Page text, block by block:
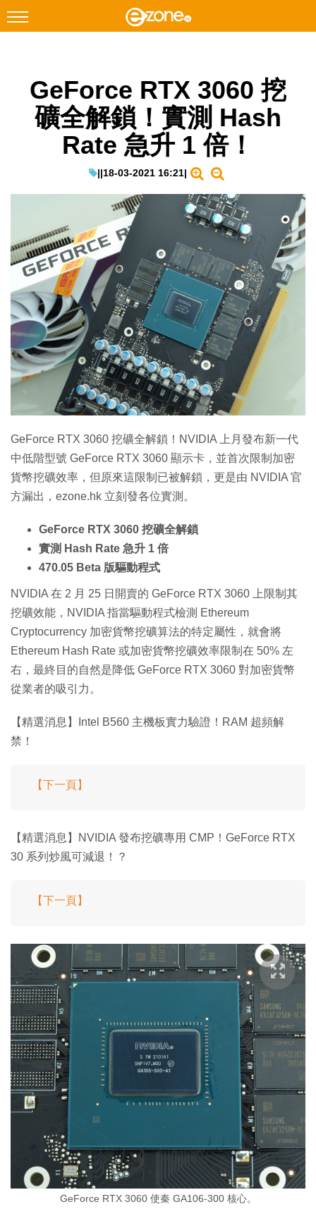
Facebook Instagram
科技焦點
教學評測
IT Times
生成式AI與雲端應用
Enterprise Digital Transformation
特集
GeForce RTX 3060 挖
礦全解鎖！實測 Hash
Rate 急升 1 倍！
||18-03-2021 16:21|
GeForce RTX 3060 挖礦全解鎖！NVIDIA 上月發布新一代
中低階型號 GeForce RTX 3060 顯示卡，並首次限制加密
貨幣挖礦效率，但原來這限制已被解鎖，更是由 NVIDIA 官
方漏出，ezone.hk 立刻發各位實測。
GeForce RTX 3060 挖礦全解鎖
實測 Hash Rate 急升 1 倍
470.05 Beta 版驅動程式
NVIDIA 在 2 月 25 日開賣的 GeForce RTX 3060 上限制其
挖礦效能，NVIDIA 指當驅動程式檢測 Ethereum
Cryptocurrency 加密貨幣挖礦算法的特定屬性，就會將
Ethereum Hash Rate 或加密貨幣挖礦效率限制在 50% 左
右，最終目的自然是降低 GeForce RTX 3060 對加密貨幣
從業者的吸引力。
【精選消息】Intel B560 主機板實力驗證！RAM 超頻解
禁！
【下一頁】
【精選消息】NVIDIA 發布挖礦專用 CMP！GeForce RTX
30 系列炒風可減退！？
【下一頁】
GeForce RTX 3060 使秦 GA106-300 核心。